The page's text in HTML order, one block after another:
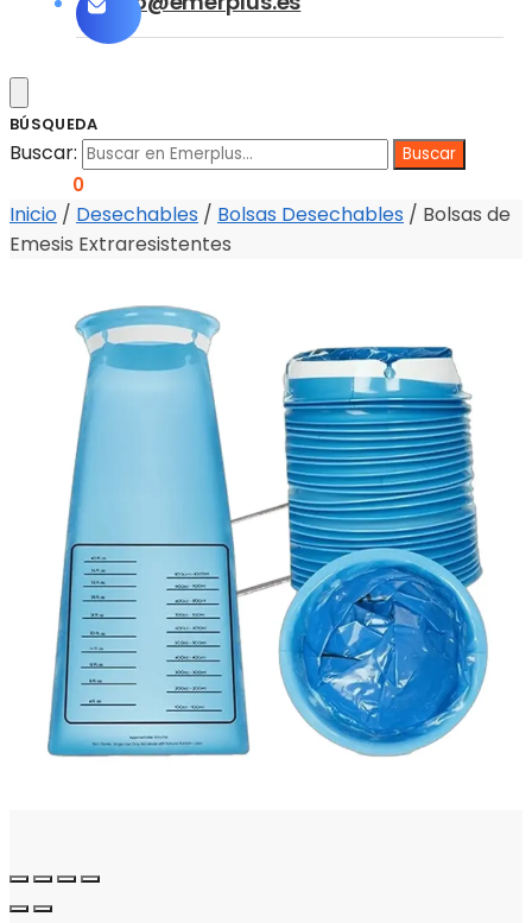
BÚSQUEDA
Buscar:
0
Inicio / Desechables / Bolsas Desechables / Bolsas de
Emesis Extraresistentes